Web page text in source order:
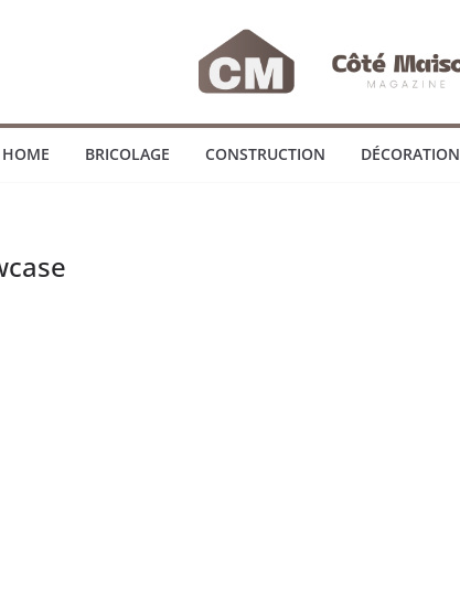
HOME BRICOLAGE CONSTRUCTION DÉCORATION